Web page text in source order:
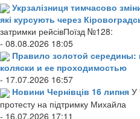
Укрзалізниця тимчасово
які курсують через
затримки рейсівПоїзд №128:
- 08.08.2026 18:05
Правило золотой середины:
коляски и ее проходимостью
- 17.07.2026 16:57
Новини Чернівців 16 липня У
протесту на підтримку Михайла
- 16.07.2026 17:11